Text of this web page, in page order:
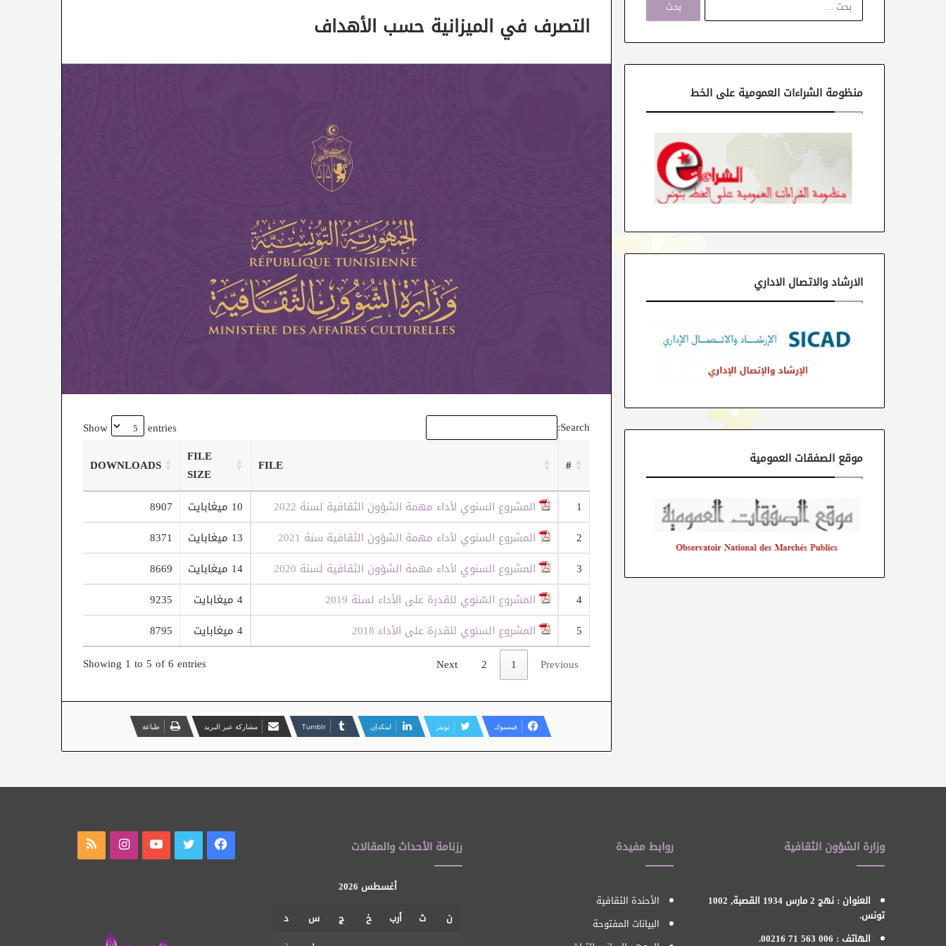
التصرف في الميزانية حسب الأهداف
Show entries
Search:
#
FILE
FILE
SIZE
DOWNLOADS
1 المشروع السنوي لأداء مهمة الشؤون الثقافية لسنة 2022 10 ميغابايت
8907
2
المشروع السنوي لأداء مهمة الشؤون الثقافية سنة 2021 13 ميغابايت
8371
3
المشروع السنوي لأداء مهمة الشؤون الثقافية لسنة 2020 14 ميغابايت
8669
4
المشروع السّنوي للقدرة على الأداء لسنة 2019 4 ميغابايت
9235
5
المشروع السنوي للقدرة على الأداء 2018 4 ميغابايت
8795
Showing 1 to 5 of 6 entries
Previous
1
2
Next
فيسبوك تويتر لينكدإن مشاركة عبر البريد طباعة
ح
ن
منظومة الشراءات العمومية على الخط
الارشاد والاتصال الاداري
موقع الصفقات العمومية
وزارة الشؤون الثقافية
العنوان : نهج 2 مارس 1934 القصبة, 1002
تونس.
الهاتف : 006 563 71 00216.
روابط مفيدة
الأحندة الثقافية
البيانات المفتوحة
رزنامة الأحداث والمقالات
أغسطس 2026
ن
ث أرب خ ج س
د
فيسبوك تويتر يوتيوب انستقرام